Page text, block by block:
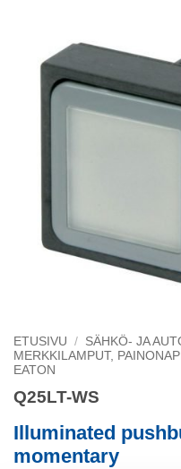
ETUSIVU / SÄHKÖ- JA
MERKKILAMPUT,
EATON
Q25LT-WS
Illuminated
momentary